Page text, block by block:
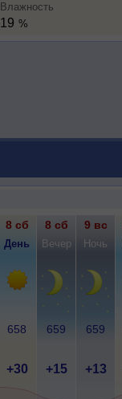
Влажность
19 %
8 сб 8 сб 9 вс
День Вечер Ночь
658 659 659
+30 +15 +13